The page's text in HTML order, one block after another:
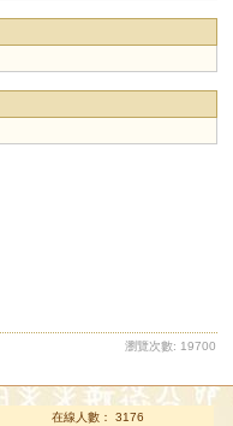
瀏覽次數: 19700
在線人數： 3176